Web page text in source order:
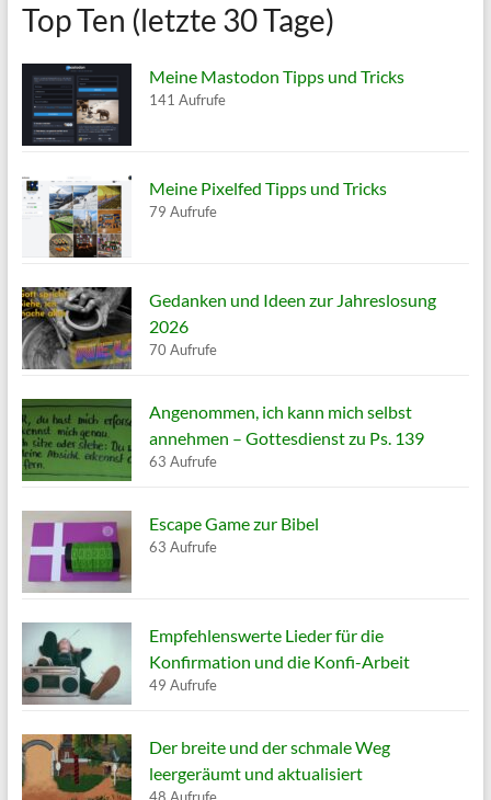
Top Ten (letzte 30 Tage)
Meine Mastodon Tipps und Tricks
141 Aufrufe
Meine Pixelfed Tipps und Tricks
79 Aufrufe
Gedanken und Ideen zur Jahreslosung
2026
70 Aufrufe
Angenommen, ich kann mich selbst
annehmen – Gottesdienst zu Ps. 139
63 Aufrufe
Escape Game zur Bibel
63 Aufrufe
Empfehlenswerte Lieder für die
Konfirmation und die Konfi-Arbeit
49 Aufrufe
Der breite und der schmale Weg
leergeräumt und aktualisiert